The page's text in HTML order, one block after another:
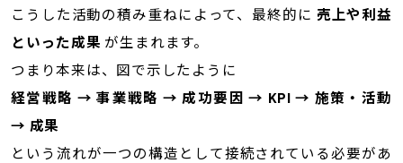
こうした活動の積み重ねによって、最終的に 売上や利益
といった成果 が生まれます。
つまり本来は、図で示したように
経営戦略 → 事業戦略 → 成功要因 → KPI → 施策・活動
→ 成果
という流れが一つの構造として接続されている必要があ